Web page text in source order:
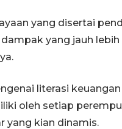
yang disertai
yang jauh
literasi
oleh setiap
yang kian dinamis.